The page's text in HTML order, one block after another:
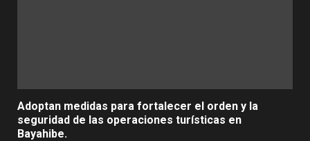
Adoptan medidas para fortalecer el orden y la
seguridad de las operaciones turísticas en
Bayahibe.